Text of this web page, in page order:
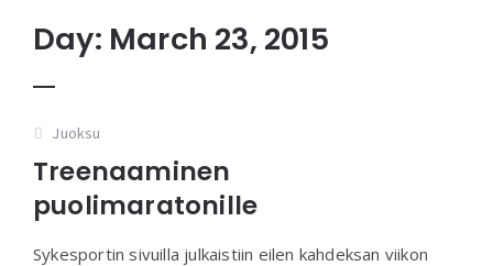
Day: March 23, 2015
Juoksu
Treenaaminen
puolimaratonille
Sykesportin sivuilla julkaistiin eilen kahdeksan viikon